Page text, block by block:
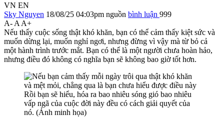
VN EN
Sky Nguyen 18/08/25 04:03pm nguồn bình luận 999
A- A A+
Nếu thấy cuộc sống thật khó khăn, bạn có thể cảm thấy kiệt sức và
muốn dừng lại, muốn nghỉ ngơi, nhưng đừng vì vậy mà từ bỏ cả
một hành trình trước mắt. Bạn có thể là một người chưa hoàn hảo,
nhưng điều đó không có nghĩa bạn sẽ không bao giờ tốt hơn.
Rồi bạn sẽ hiểu, hóa ra bao nhiêu sóng gió bao nhiêu
vấp ngã của cuộc đời này đều có cách giải quyết của
nó. (Ảnh minh họa)